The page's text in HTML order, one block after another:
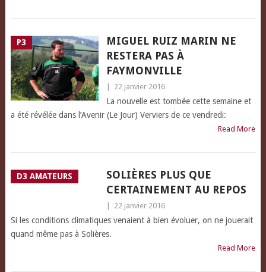
P3
MIGUEL RUIZ MARIN NE
RESTERA PAS À
FAYMONVILLE
22 janvier 2016
La nouvelle est tombée cette semaine et
a été révélée dans l’Avenir (Le Jour) Verviers de ce vendredi:
Read More
D3 AMATEURS
SOLIÈRES PLUS QUE
CERTAINEMENT AU REPOS
22 janvier 2016
Si les conditions climatiques venaient à bien évoluer, on ne jouerait
quand même pas à Solières.
Read More